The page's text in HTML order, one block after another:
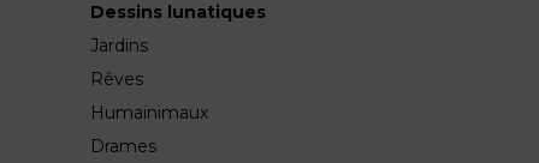
Dessins lunatiques
Jardins
Rêves
Humainimaux
Drames